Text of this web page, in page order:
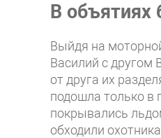
В объятиях
Выйдя на
Василий с другом
от друга их
подошла только в
покрывались
обходили